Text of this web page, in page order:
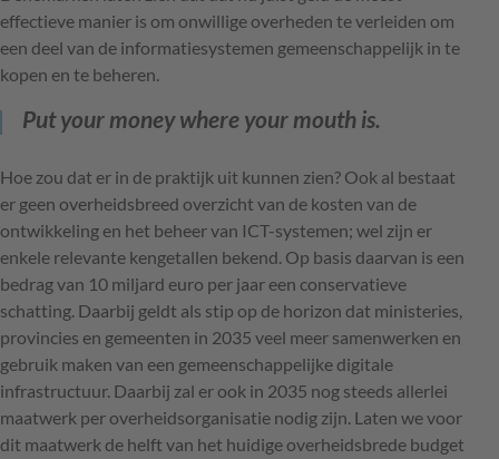
effectieve manier is om onwillige overheden te verleiden om
een deel van de informatiesystemen gemeenschappelijk in te
kopen en te beheren.
Put your money where your mouth is.
Hoe zou dat er in de praktijk uit kunnen zien? Ook al bestaat
er geen overheidsbreed overzicht van de kosten van de
ontwikkeling en het beheer van ICT-systemen; wel zijn er
enkele relevante kengetallen bekend. Op basis daarvan is een
bedrag van 10 miljard euro per jaar een conservatieve
schatting. Daarbij geldt als stip op de horizon dat ministeries,
provincies en gemeenten in 2035 veel meer samenwerken en
gebruik maken van een gemeenschappelijke digitale
infrastructuur. Daarbij zal er ook in 2035 nog steeds allerlei
maatwerk per overheidsorganisatie nodig zijn. Laten we voor
dit maatwerk de helft van het huidige overheidsbrede budget